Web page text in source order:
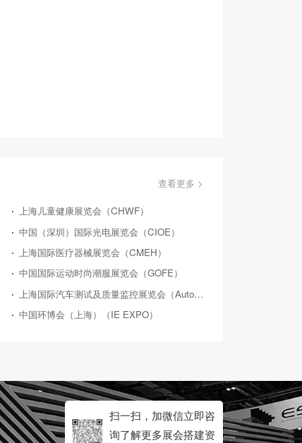
查看更多 >
上海儿童健康展览会（CHWF）
中国（深圳）国际光电展览会（CIOE）
上海国际医疗器械展览会（CMEH）
中国国际运动时尚潮服展览会（GOFE）
上海国际汽车测试及质量监控展览会（Automotive Testing Expo）
中国环博会（上海）（IE EXPO）
扫一扫，加微信立即咨
询了解更多展会搭建资